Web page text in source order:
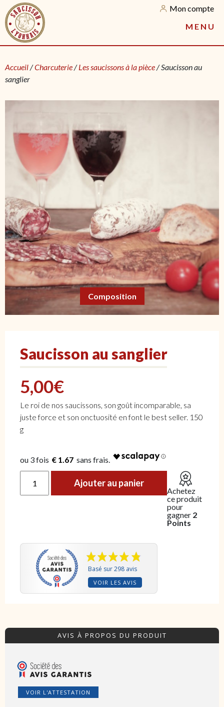
Mon compte
M E N U
Accueil/Charcuterie/Les saucissons à la pièce/ Saucisson au
sanglier
Composition
Saucisson au sanglier
5,00€
Le roi de nos saucissons, son goût incomparable, sa
juste force et son onctuosité en font le best seller. 150
g
€ 1.67
Ajouter au panier
Achetez
ce produit
pour
gagner 2
Points
Basé sur 298 avis
VOIR LES AVIS
AVIS À PROPOS DU PRODUIT
VOIR L'ATTESTATION